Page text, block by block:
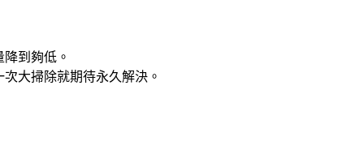
降到夠低 。
大掃除就期待永久解決。